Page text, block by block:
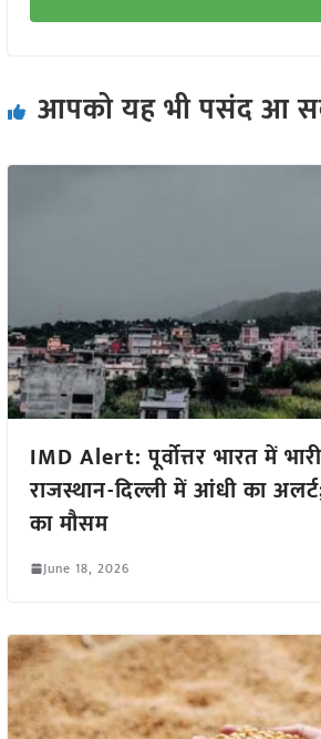
आपको यह भी पसंद आ
IMD Alert: पूर्वोत्तर भारत में
राजस्थान-दिल्ली में आंधी का
का मौसम
June 18, 2026